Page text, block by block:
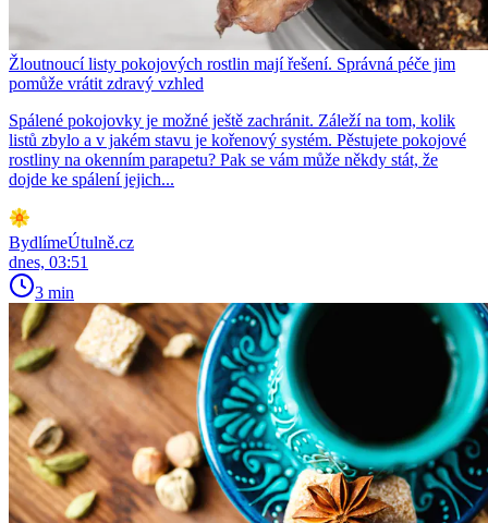
Žloutnoucí listy pokojových rostlin mají řešení. Správná péče jim
pomůže vrátit zdravý vzhled
Spálené pokojovky je možné ještě zachránit. Záleží na tom, kolik
listů zbylo a v jakém stavu je kořenový systém. Pěstujete pokojové
rostliny na okenním parapetu? Pak se vám může někdy stát, že
dojde ke spálení jejich...
BydlímeÚtulně.cz
dnes, 03:51
3 min